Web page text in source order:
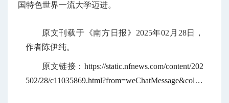
国特色世界一流大学迈进。
原文刊载于《南方日报》2025年02月28日，
作者陈伊纯。
原文链接： https://static.nfnews.com/content/202
502/28/c11035869.html?from=weChatMessage&colID